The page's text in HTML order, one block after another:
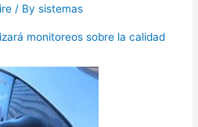
/ Bysistemas
monitoreos sobre la calidad